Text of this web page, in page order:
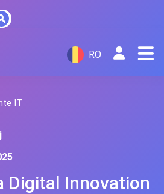
RO
IT
Digital Innovation